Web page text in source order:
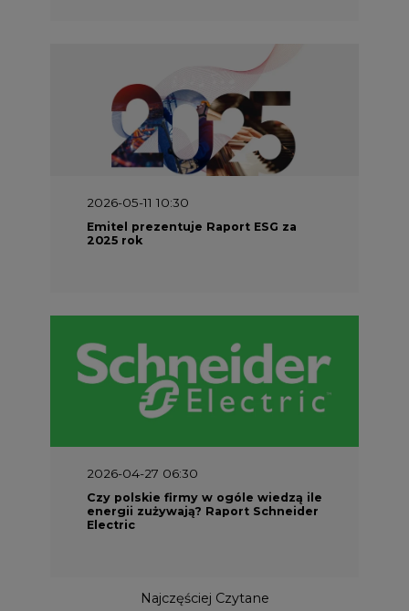
2026-05-11 10:30
Emitel prezentuje Raport ESG za
2025 rok
2026-04-27 06:30
Czy polskie firmy w ogóle wiedzą ile
energii zużywają? Raport Schneider
Electric
Najczęściej Czytane